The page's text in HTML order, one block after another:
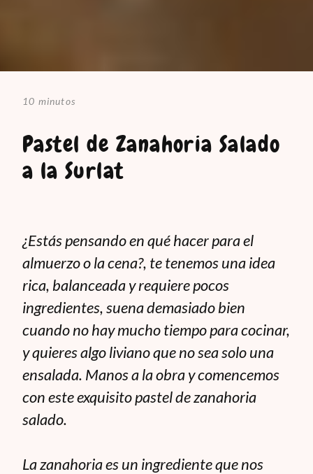
10 minutos
Pastel de Zanahoria Salado
a la Surlat
¿Estás pensando en qué hacer para el
almuerzo o la cena?, te tenemos una idea
rica, balanceada y requiere pocos
ingredientes, suena demasiado bien
cuando no hay mucho tiempo para cocinar,
y quieres algo liviano que no sea solo una
ensalada. Manos a la obra y comencemos
con este exquisito pastel de zanahoria
salado.
La zanahoria es un ingrediente que nos